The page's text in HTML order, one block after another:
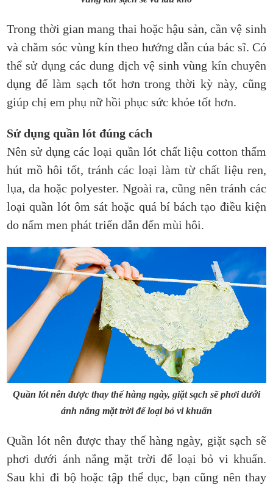
Trong thời gian mang thai hoặc hậu sản, cần vệ sinh
và chăm sóc vùng kín theo hướng dẫn của bác sĩ. Có
thể sử dụng các dung dịch vệ sinh vùng kín chuyên
dụng để làm sạch tốt hơn trong thời kỳ này, cũng
giúp chị em phụ nữ hồi phục sức khỏe tốt hơn.
Sử dụng quần lót đúng cách
Nên sử dụng các loại quần lót chất liệu cotton thấm
hút mồ hôi tốt, tránh các loại làm từ chất liệu ren,
lụa, da hoặc polyester. Ngoài ra, cũng nên tránh các
loại quần lót ôm sát hoặc quá bí bách tạo điều kiện
do nấm men phát triển dẫn đến mùi hôi.
Quần lót nên được thay thế hàng ngày, giặt sạch sẽ phơi dưới
ánh nắng mặt trời để loại bỏ vi khuẩn
Quần lót nên được thay thế hàng ngày, giặt sạch sẽ
phơi dưới ánh nắng mặt trời để loại bỏ vi khuẩn.
Sau khi đi bộ hoặc tập thể dục, bạn cũng nên thay